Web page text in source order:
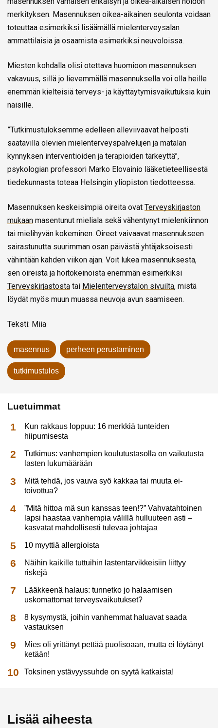
merkityksen. Masennuksen oikea-aikainen seulonta voidaan
toteuttaa esimerkiksi lisäämällä mielenterveysalan
ammattilaisia ja osaamista esimerkiksi neuvoloissa.
Miesten kohdalla olisi otettava huomioon masennuksen
vakavuus, sillä jo lievemmällä masennuksella voi olla heille
enemmän kielteisiä terveys- ja käyttäytymisvaikutuksia kuin
naisille.
”Tutkimustuloksemme edelleen alleviivaavat helposti
saatavilla olevien mielenterveyspalvelujen ja matalan
kynnyksen interventioiden ja terapioiden tärkeyttä”,
psykologian professori Marko Elovainio lääketieteellisestä
tiedekunnasta toteaa Helsingin yliopiston tiedotteessa.
Masennuksen keskeisimpiä oireita ovat Terveyskirjaston
mukaan masentunut mieliala sekä vähentynyt mielenkiinnon
tai mielihyvän kokeminen. Oireet vaivaavat masennukseen
sairastunutta suurimman osan päivästä yhtäjaksoisesti
vähintään kahden viikon ajan. Voit lukea masennuksesta,
sen oireista ja hoitokeinoista enemmän esimerkiksi
Terveyskirjastosta tai Mielenterveystalon sivuilta, mistä
löydät myös muun muassa neuvoja avun saamiseen.
Teksti: Miia
masennus perheen perustaminen
tutkimustulos
Luetuimmat
Kun rakkaus loppuu: 16 merkkiä tunteiden
hiipumisesta
Tutkimus: vanhempien koulutustasolla on vaikutusta
lasten lukumäärään
Mitä tehdä, jos vauva syö kakkaa tai muuta ei-
toivottua?
”Mitä hittoa mä sun kanssas teen!?” Vahvatahtoinen
lapsi haastaa vanhempia välillä hulluuteen asti –
kasvatat mahdollisesti tulevaa johtajaa
10 myyttiä allergioista
Näihin kaikille tuttuihin lastentarvikkeisiin liittyy
riskejä
Lääkkeenä halaus: tunnetko jo halaamisen
uskomattomat terveysvaikutukset?
8 kysymystä, joihin vanhemmat haluavat saada
vastauksen
Mies oli yrittänyt pettää puolisoaan, mutta ei löytänyt
ketään!
Toksinen ystävyyssuhde on syytä katkaista!
Lisää aiheesta